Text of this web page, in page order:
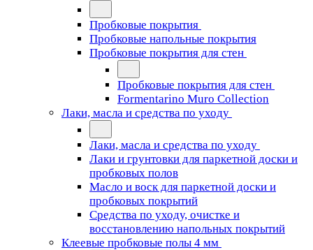
Пробковые покрытия
Пробковые напольные покрытия
Пробковые покрытия для стен
Пробковые покрытия для стен
Formentarino Muro Collection
Лаки, масла и средства по уходу
Лаки, масла и средства по уходу
Лаки и грунтовки для паркетной доски и
пробковых полов
Масло и воск для паркетной доски и
пробковых покрытий
Средства по уходу, очистке и
восстановлению напольных покрытий
Клеевые пробковые полы 4 мм